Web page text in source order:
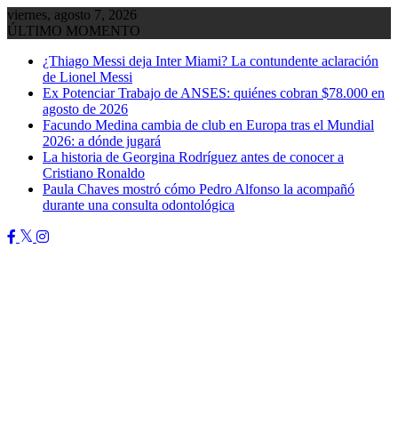
Saltar
al
viernes, agosto 7, 2026
ÚLTIMO MOMENTO
¿Thiago Messi deja Inter Miami? La contundente aclaración
de Lionel Messi
Ex Potenciar Trabajo de ANSES: quiénes cobran $78.000 en
agosto de 2026
Facundo Medina cambia de club en Europa tras el Mundial
2026: a dónde jugará
La historia de Georgina Rodríguez antes de conocer a
Cristiano Ronaldo
Paula Chaves mostró cómo Pedro Alfonso la acompañó
durante una consulta odontológica